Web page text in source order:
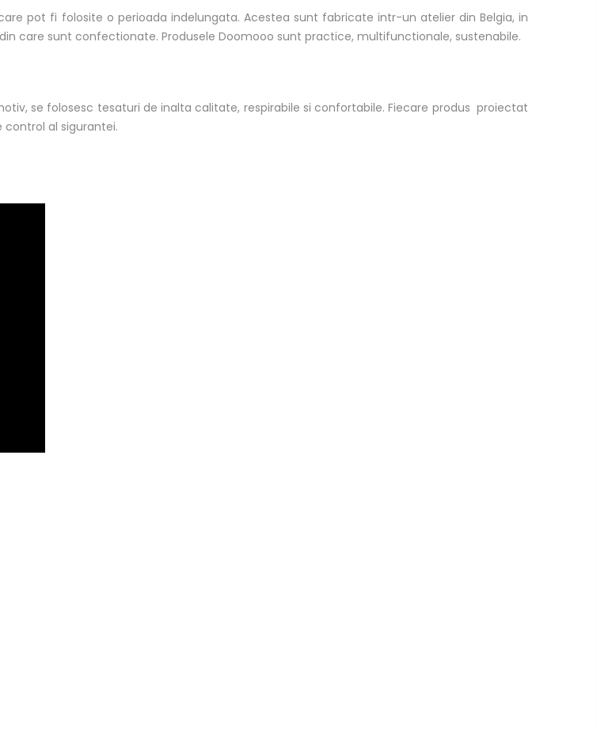
pot fi folosite o perioada indelungata. Acestea sunt fabricate intr-un atelier din Belgia, in
care sunt confectionate. Produsele Doomooo sunt practice, multifunctionale, sustenabile.
se folosesc tesaturi de inalta calitate, respirabile si confortabile. Fiecare produs proiectat
al sigurantei.